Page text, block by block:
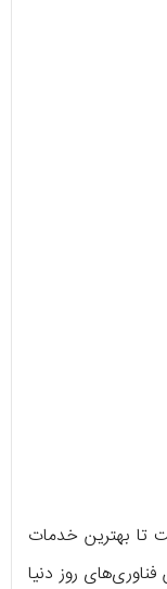
تا بهترین خدمات
فناوری‌های روز دنیا